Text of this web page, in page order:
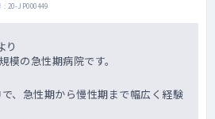
人工肛門の管理
褥瘡治療
・麻薬を用いた疼痛緩和ケア 等
種血液検査、心電図、超音波検査、レント
ン検査
: 20-JP000449
り
の急性期病院です。
、急性期から慢性期まで幅広く経験